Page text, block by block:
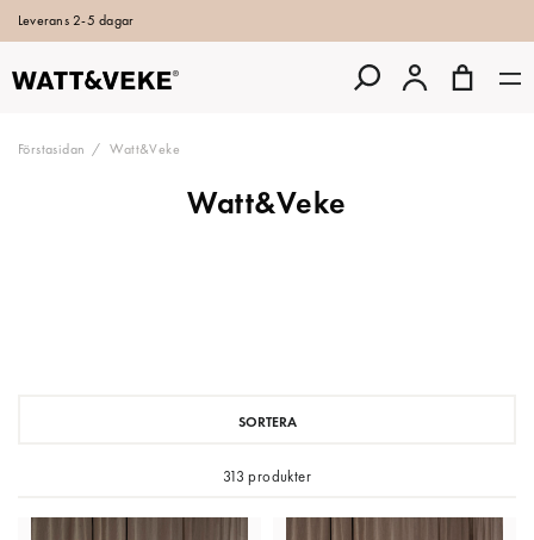
Leverans 2-5 dagar
Förstasidan Watt&Veke
Watt&Veke
SORTERA
313 produkter